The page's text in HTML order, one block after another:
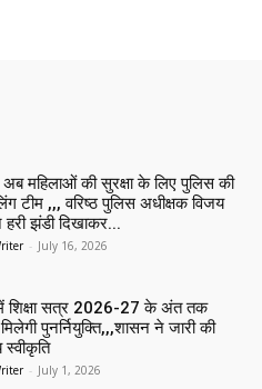
अब महिलाओं की सुरक्षा के लिए पुलिस की
टीम ,,, वरिष्ठ पुलिस अधीक्षक विजय
झंडी दिखाकर...
- July 16, 2026
शिक्षा सत्र 2026-27 के अंत तक
पुनर्नियुक्ति,,,शासन ने जारी की
- July 1, 2026